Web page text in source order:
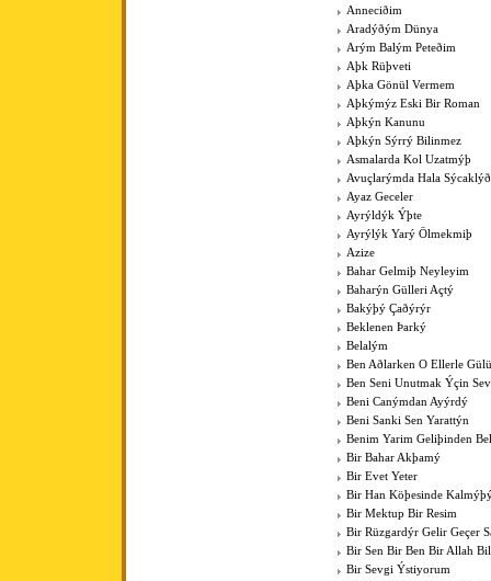
Anneciðim
Aradýðým Dünya
Arým Balým Peteðim
Aþk Rüþveti
Aþka Gönül Vermem
Aþkýmýz Eski Bir Roman
Aþkýn Kanunu
Aþkýn Sýrrý Bilinmez
Asmalarda Kol Uzatmýþ
Avuçlarýmda Hala
Ayaz Geceler
Ayrýldýk Ýþte
Ayrýlýk Yarý Ölmekmiþ
Azize
Bahar Gelmiþ Neyleyim
Baharýn Gülleri Açtý
Bakýþý Çaðýrýr
Beklenen Þarký
Belalým
Ben Aðlarken O Ellerle
Ben Seni Unutmak Ýçin
Beni Canýmdan Ayýrdý
Beni Sanki Sen Yarattýn
Benim Yarim Geliþinden
Bir Bahar Akþamý
Bir Evet Yeter
Bir Han Köþesinde
Bir Mektup Bir Resim
Bir Rüzgardýr Gelir Geçer
Bir Sen Bir Ben Bir Allah
Bir Sevgi Ýstiyorum